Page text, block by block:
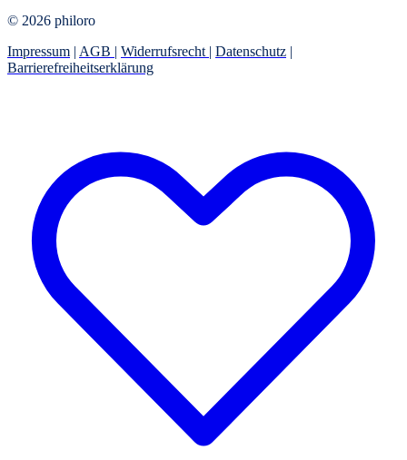
© 2026 philoro
Impressum | AGB | Widerrufsrecht | Datenschutz |
Barrierefreiheitserklärung